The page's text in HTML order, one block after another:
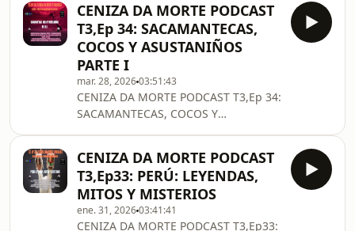
CENUZA ALFONSO CONTENIDO: EL
COCO: ORIGEN E HISTORIA. RAMÓN
CUERVO EL ESTRIPADOR,
SACAMANTECAS, VAMPIRO DE AVILÉS.
EL TÍO SAÍN. COCOS, HOMBRES DEL
SACO Y ASUSTANIÑOS ASTURIANOS.
EL SACAMANTECAS DE ALMERÍA, EL
CRIMEN DE GÁDOR. EL TÍO
CAAMUÑA, ORIGEN REAL DE ESTE
COCO IBÉRICO. COCOS,
CENIZA DA MORTE PODCAST
T3,Ep 34: SACAMANTECAS,
COCOS Y ASUSTANIÑOS
PARTE I
mar. 28, 202603:51:43
CENIZA DA MORTE PODCAST T3,Ep 34:
SACAMANTECAS, COCOS Y
ALFONSO.
CENIZA DA MORTE PODCAST
T3,Ep33: PERÚ: LEYENDAS,
MITOS Y MISTERIOS
ene. 31, 202603:41:41
CENIZA DA MORTE PODCAST T3,Ep33: